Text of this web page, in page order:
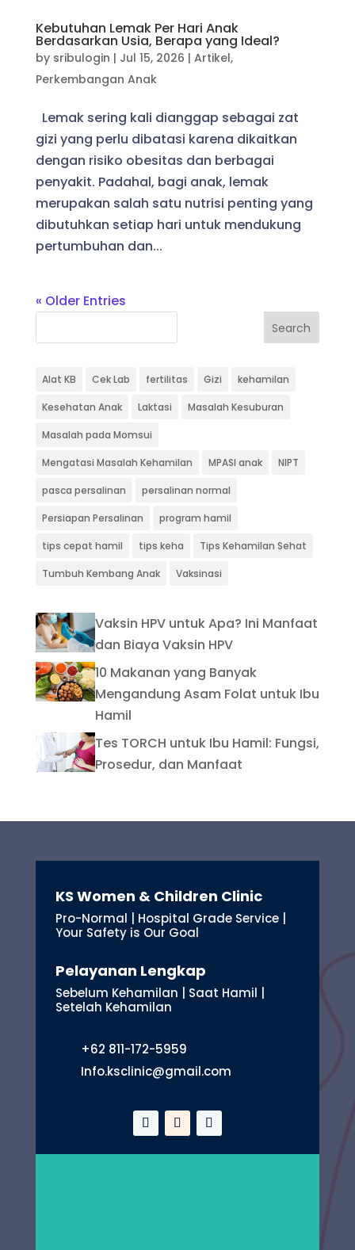
Kebutuhan Lemak Per Hari Anak
Berdasarkan Usia, Berapa yang Ideal?
by sribulogin | Jul 15, 2026 | Artikel,
Perkembangan Anak
Lemak sering kali dianggap sebagai zat
gizi yang perlu dibatasi karena dikaitkan
dengan risiko obesitas dan berbagai
penyakit. Padahal, bagi anak, lemak
merupakan salah satu nutrisi penting yang
dibutuhkan setiap hari untuk mendukung
pertumbuhan dan...
« Older Entries
Search
Alat KB Cek Lab fertilitas Gizi kehamilan
Kesehatan Anak Laktasi Masalah Kesuburan
Masalah pada Momsui
Mengatasi Masalah Kehamilan MPASI anak NIPT
pasca persalinan persalinan normal
Persiapan Persalinan program hamil
tips cepat hamil tips keha Tips Kehamilan Sehat
Tumbuh Kembang Anak Vaksinasi
Vaksin HPV untuk Apa? Ini Manfaat
dan Biaya Vaksin HPV
10 Makanan yang Banyak
Mengandung Asam Folat untuk Ibu
Hamil
Tes TORCH untuk Ibu Hamil: Fungsi,
Prosedur, dan Manfaat
KS Women & Children Clinic
Pro-Normal | Hospital Grade Service |
Your Safety is Our Goal
Pelayanan Lengkap
Sebelum Kehamilan | Saat Hamil |
Setelah Kehamilan
+62 811-172-5959
Info.ksclinic@gmail.com